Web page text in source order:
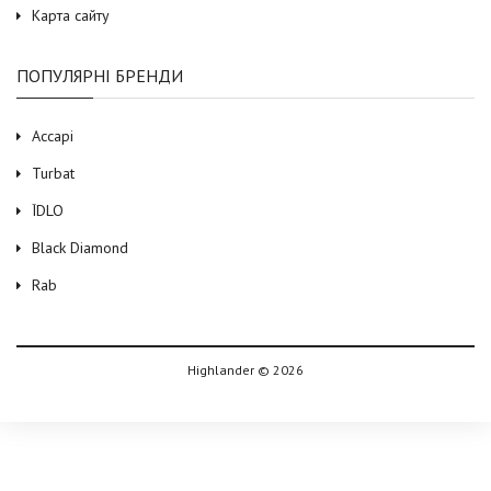
Карта сайту
ПОПУЛЯРНІ БРЕНДИ
Accapi
Turbat
ЇDLO
Black Diamond
Rab
Highlander © 2026